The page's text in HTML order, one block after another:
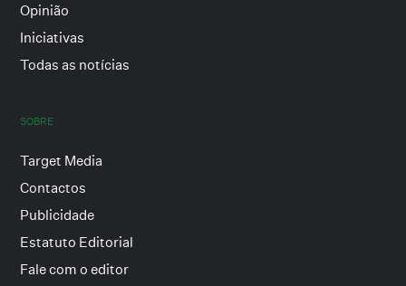
Opinião
Iniciativas
Todas as notícias
SOBRE
Target Media
Contactos
Publicidade
Estatuto Editorial
Fale com o editor